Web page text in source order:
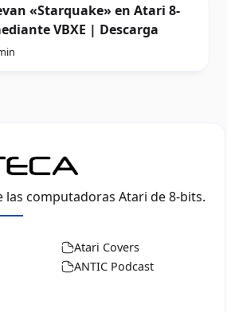
«Starquake» en Atari 8-
VBXE | Descarga
las computadoras Atari de 8-bits.
Atari Covers
ANTIC Podcast